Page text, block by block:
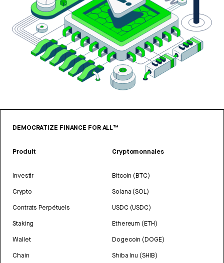
DEMOCRATIZE FINANCE FOR ALL™
Produit
Investir
Crypto
Contrats Perpétuels
Staking
Wallet
Chain
Cryptomonnaies
Bitcoin (BTC)
Solana (SOL)
USDC (USDC)
Ethereum (ETH)
Dogecoin (DOGE)
Shiba Inu (SHIB)